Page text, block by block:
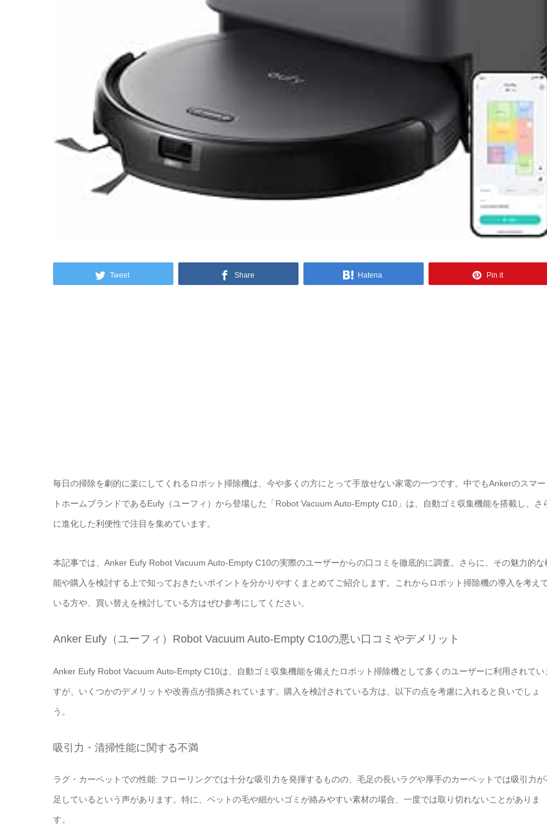
Tweet Share Hatena Pin it
毎日の掃除を劇的に楽にしてくれるロボット掃除機は、今や多くの方にとって手放せない家電の一つです。中でもAnkerのスマー
トホームブランドであるEufy（ユーフィ）から登場した「Robot Vacuum Auto-Empty C10」は、自動ゴミ収集機能を搭載し、さ
に進化した利便性で注目を集めています。
本記事では、Anker Eufy Robot Vacuum Auto-Empty C10の実際のユーザーからの口コミを徹底的に調査。さらに、その魅力的な
能や購入を検討する上で知っておきたいポイントを分かりやすくまとめてご紹介します。これからロボット掃除機の導入を考えて
いる方や、買い替えを検討している方はぜひ参考にしてください。
Anker Eufy（ユーフィ）Robot Vacuum Auto-Empty C10の悪い口コミやデメリット
Anker Eufy Robot Vacuum Auto-Empty C10は、自動ゴミ収集機能を備えたロボット掃除機として多くのユーザーに利用されてい
すが、いくつかのデメリットや改善点が指摘されています。購入を検討されている方は、以下の点を考慮に入れると良いでしょ
う。
吸引力・清掃性能に関する不満
ラグ・カーペットでの性能: フローリングでは十分な吸引力を発揮するものの、毛足の長いラグや厚手のカーペットでは吸引力が
足しているという声があります。特に、ペットの毛や細かいゴミが絡みやすい素材の場合、一度では取り切れないことがありま
す。